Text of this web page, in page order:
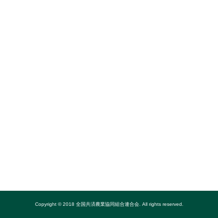
Copyright © 2018 全国共済農業協同組合連合会. All rights reserved.